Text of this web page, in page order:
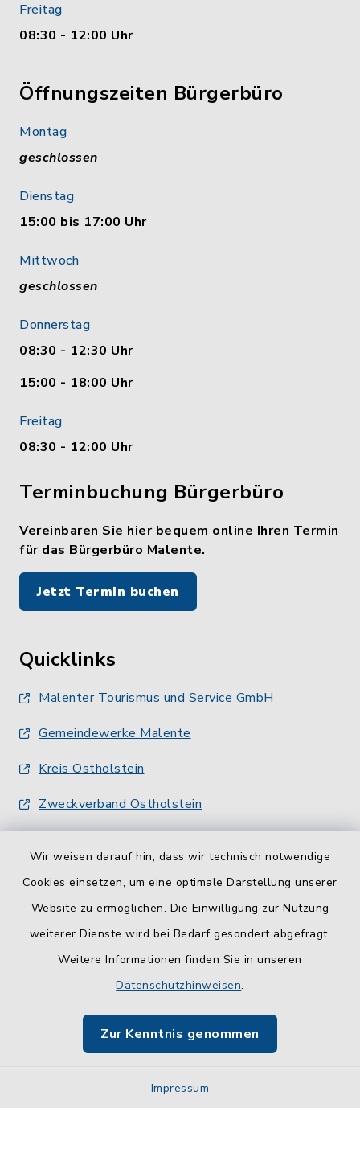
Wir weisen darauf hin, dass wir technisch notwendige
Cookies einsetzen, um eine optimale Darstellung unserer
Website zu ermöglichen. Die Einwilligung zur Nutzung
weiterer Dienste wird bei Bedarf gesondert abgefragt.
Weitere Informationen finden Sie in unseren
Datenschutzhinweisen.
Zur Kenntnis genommen
Impressum
Freitag
08:30 - 12:00 Uhr
Öffnungszeiten Bürgerbüro
Montag
geschlossen
Dienstag
15:00 bis 17:00 Uhr
Mittwoch
geschlossen
Donnerstag
08:30 - 12:30 Uhr
15:00 - 18:00 Uhr
Freitag
08:30 - 12:00 Uhr
Terminbuchung Bürgerbüro
Vereinbaren Sie hier bequem online Ihren Termin
für das Bürgerbüro Malente.
Jetzt Termin buchen
Quicklinks
Malenter Tourismus und Service GmbH
Gemeindewerke Malente
Kreis Ostholstein
Zweckverband Ostholstein
Barrierefreiheit
Impressum
Sitemap